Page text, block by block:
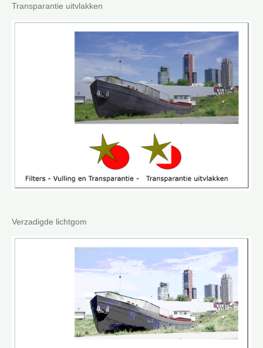
Transparantie uitvlakken
Verzadigde lichtgom